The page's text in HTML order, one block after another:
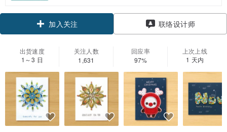
加入关注 联络设计师
出货速度
1～3 日
关注人数
1,631
回应率
97%
上次上线
1 天内